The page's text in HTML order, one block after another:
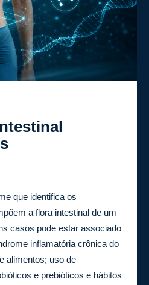
que identifica os
a flora intestinal de um
casos pode estar associado
inflamatória crônica do
alimentos; uso de
e prebióticos e hábitos